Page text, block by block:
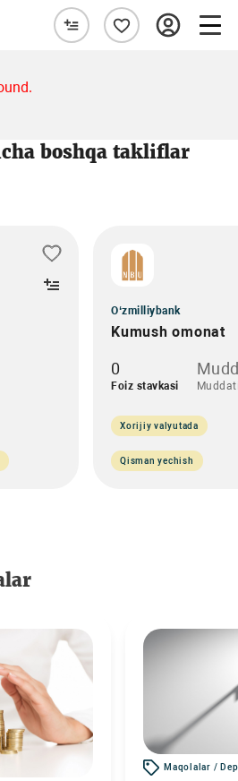
boshqa takliflar
O‘zmilliybank
Kumush omonat
0
Foiz stavkasi
Xorijiy valyutada
Qisman yechish
Maqolalar /